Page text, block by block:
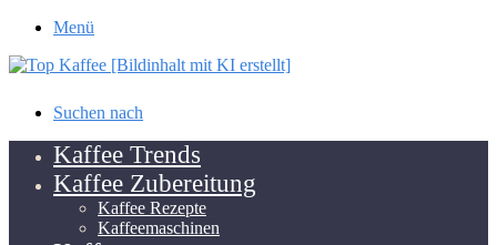
Menü
Suchen nach
Kaffee Trends
Kaffee Zubereitung
Kaffee Rezepte
Kaffeemaschinen